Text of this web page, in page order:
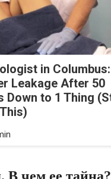
in Columbus:
Leakage After 50
Down to 1 Thing